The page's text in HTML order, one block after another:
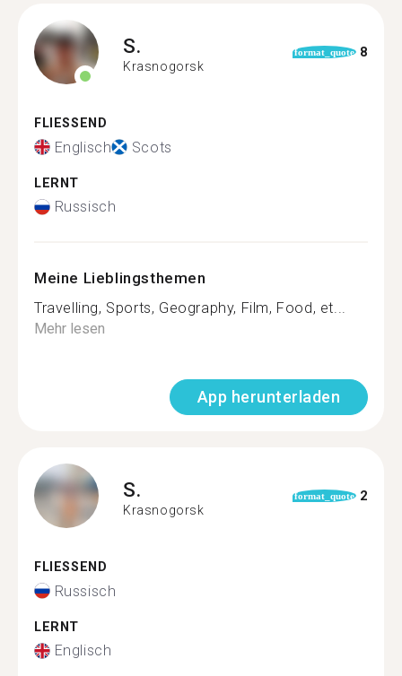
S.
Krasnogorsk
format_quote 8
FLIESSEND
Englisch Scots
LERNT
Russisch
Meine Lieblingsthemen
Travelling, Sports, Geography, Film, Food, et...
Mehr lesen
App herunterladen
S.
Krasnogorsk
format_quote 2
FLIESSEND
Russisch
LERNT
Englisch